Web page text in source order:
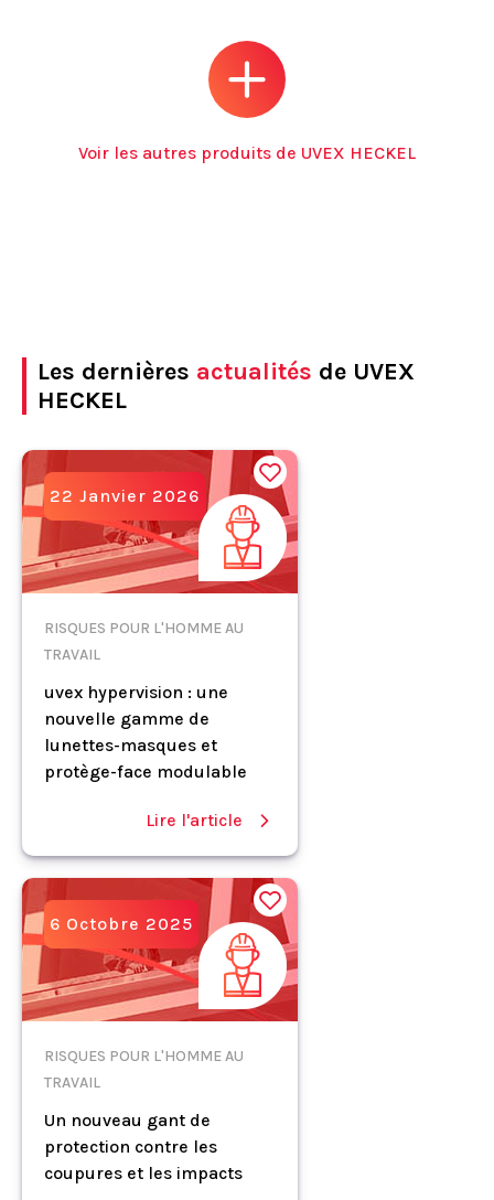
Voir les autres produits de UVEX HECKEL
Les dernières actualités de UVEX
HECKEL
22 Janvier 2026
RISQUES POUR L'HOMME AU
TRAVAIL
uvex hypervision : une
nouvelle gamme de
lunettes-masques et
protège-face modulable
Lire l'article
6 Octobre 2025
RISQUES POUR L'HOMME AU
TRAVAIL
Un nouveau gant de
protection contre les
coupures et les impacts